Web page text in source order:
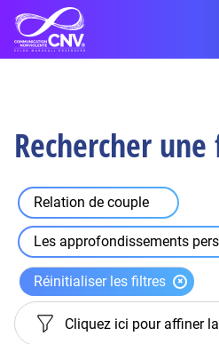
Rechercher
Relation de couple
Les approfondissements
Réinitialiser les filtres
Cliquez ici pour affiner